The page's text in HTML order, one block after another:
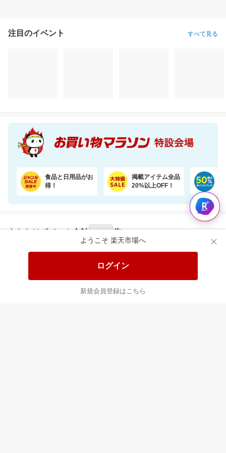
ようこそ 楽天市場へ
ログイン
新規会員登録はこちら
注目のイベント すべて見る
食品と日用品がお
得！
掲載アイテム全品
20%以上OFF！
あなたはポイント 合計 倍